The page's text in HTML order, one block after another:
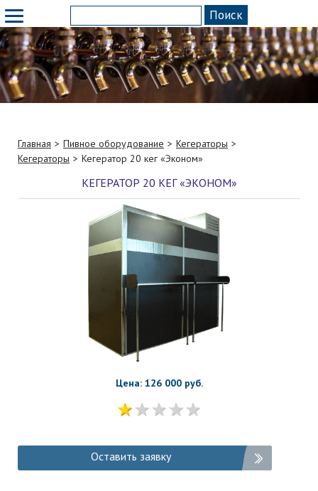
Главная Пивное оборудование
Кегераторы
Кегераторы
Кегератор 20 кег «Эконом»
КЕГЕРАТОР 20 КЕГ «ЭКОНОМ»
Цена: 126 000 руб.
Оставить заявку